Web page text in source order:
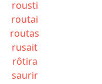
rousti
routai
routas
rusait
rôtira
saurir